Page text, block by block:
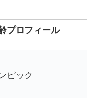
プロフィール
ピック